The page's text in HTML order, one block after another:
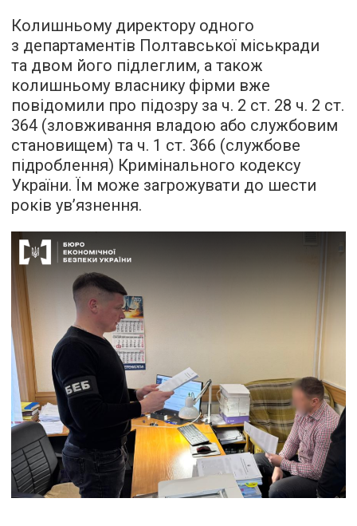
Колишньому директору одного
з департаментів Полтавської міськради
та двом його підлеглим, а також
колишньому власнику фірми вже
повідомили про підозру за ч. 2 ст. 28 ч. 2 ст.
364 (зловживання владою або службовим
становищем) та ч. 1 ст. 366 (службове
підроблення) Кримінального кодексу
України. Їм може загрожувати до шести
років ув’язнення.